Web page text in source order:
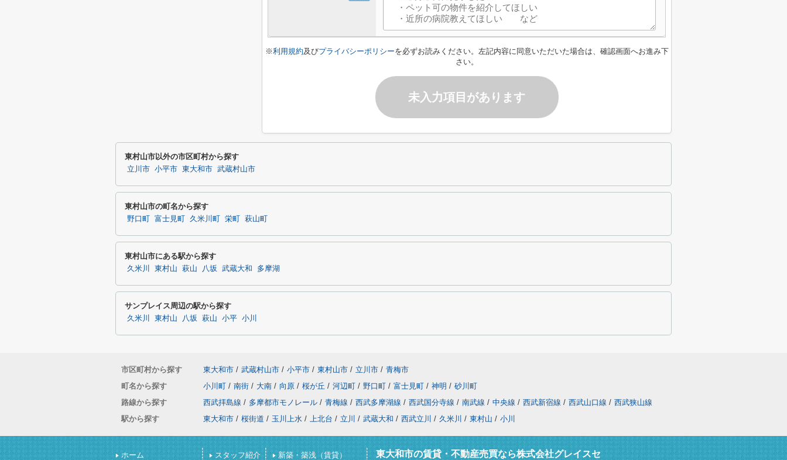
※利用規約及びプライバシーポリシーを必ずお読みください。左記内容に同意いただいた場合は、確認画面へお進み下
さい。
未入力項目があります
東村山市以外の市区町村から探す
立川市 小平市 東大和市 武蔵村山市
東村山市の町名から探す
野口町 富士見町 久米川町 栄町 萩山町
東村山市にある駅から探す
久米川 東村山 萩山 八坂 武蔵大和 多摩湖
サンプレイス周辺の駅から探す
久米川 東村山 八坂 萩山 小平 小川
市区町村から探す 東大和市 / 武蔵村山市 / 小平市 / 東村山市 / 立川市 / 青梅市
町名から探す
小川町 / 南街 / 大南 / 向原 / 桜が丘 / 河辺町 / 野口町 / 富士見町 / 神明 / 砂川町
路線から探す
西武拝島線 / 多摩都市モノレール / 青梅線 / 西武多摩湖線 / 西武国分寺線 / 南武線 / 中央線 / 西武新宿線 / 西武山口線 / 西武狭山線
駅から探す
東大和市 / 桜街道 / 玉川上水 / 上北台 / 立川 / 武蔵大和 / 西武立川 / 久米川 / 東村山 / 小川
ホーム スタッフ紹介 新築・築浅（賃貸） 東大和市の賃貸・不動産売買なら株式会社グレイスセ